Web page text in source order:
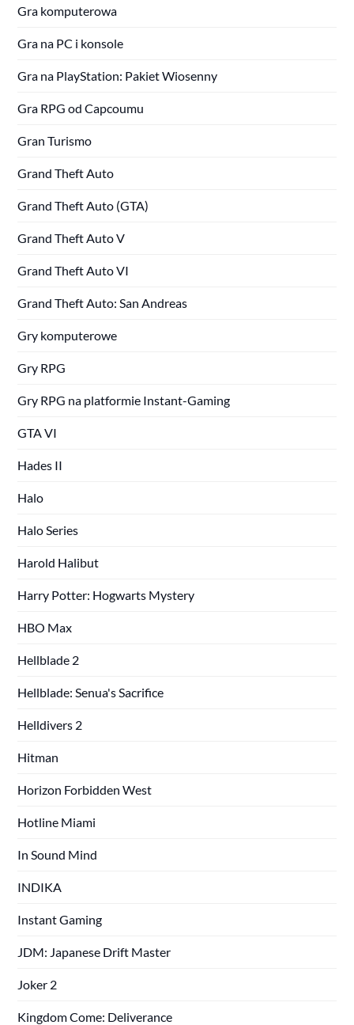
Gra komputerowa
Gra na PC i konsole
Gra na PlayStation: Pakiet Wiosenny
Gra RPG od Capcoumu
Gran Turismo
Grand Theft Auto
Grand Theft Auto (GTA)
Grand Theft Auto V
Grand Theft Auto VI
Grand Theft Auto: San Andreas
Gry komputerowe
Gry RPG
Gry RPG na platformie Instant-Gaming
GTA VI
Hades II
Halo
Halo Series
Harold Halibut
Harry Potter: Hogwarts Mystery
HBO Max
Hellblade 2
Hellblade: Senua's Sacrifice
Helldivers 2
Hitman
Horizon Forbidden West
Hotline Miami
In Sound Mind
INDIKA
Instant Gaming
JDM: Japanese Drift Master
Joker 2
Kingdom Come: Deliverance